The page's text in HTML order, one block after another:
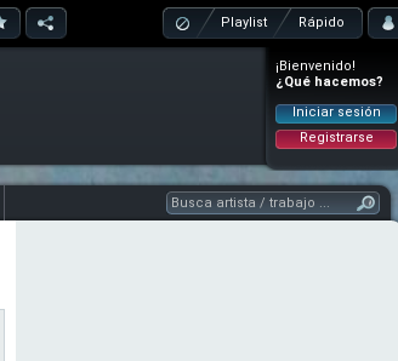
Playlist Rápido
¡Bienvenido!
¿Qué hacemos?
Iniciar sesión
Registrarse